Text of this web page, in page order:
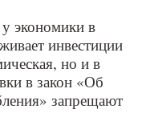
экономики в
инвестиции
но и в
в закон «Об
запрещают